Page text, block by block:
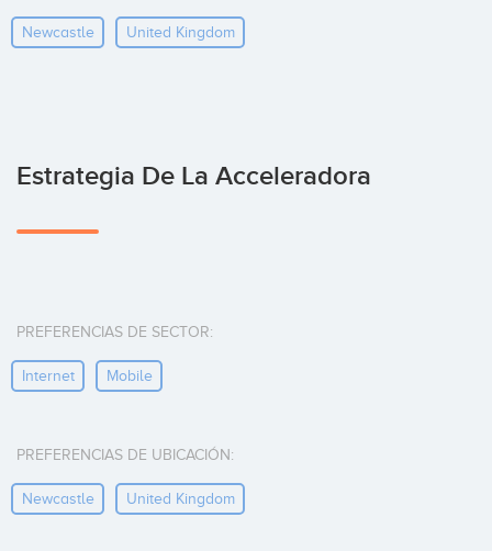
Newcastle United Kingdom
Estrategia De La Acceleradora
PREFERENCIAS DE SECTOR:
Internet Mobile
PREFERENCIAS DE UBICACIÓN:
Newcastle United Kingdom